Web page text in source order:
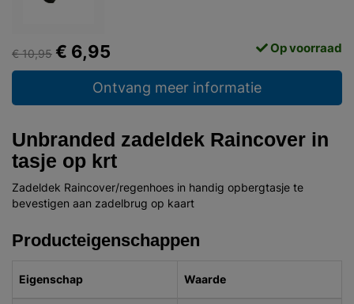
€ 10,95 € 6,95 Op voorraad
Ontvang meer informatie
Unbranded zadeldek Raincover in
tasje op krt
Zadeldek Raincover/regenhoes in handig opbergtasje te
bevestigen aan zadelbrug op kaart
Producteigenschappen
Eigenschap Waarde